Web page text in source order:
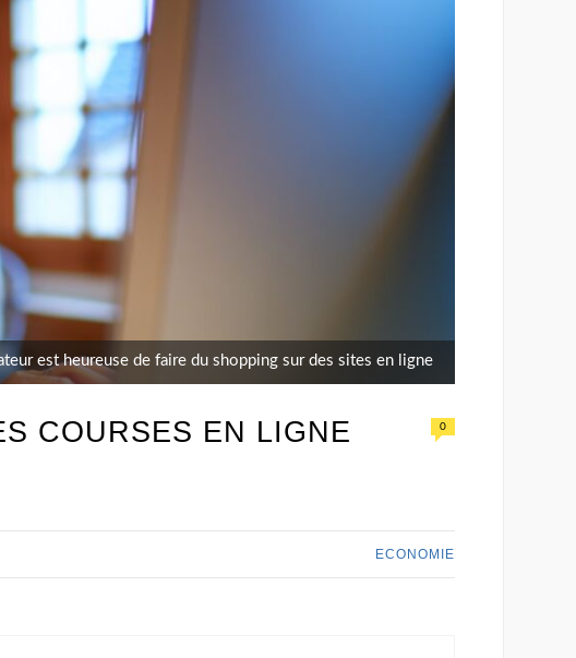
est heureuse de faire du shopping sur des sites en ligne
COURSES EN LIGNE
0
ECONOMIE